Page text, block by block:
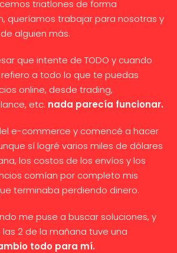
triatlones de forma
queríamos trabajar para nosotras y
alguien más.
que intente de TODO y cuando
refiero a todo lo que te puedas
online, desde trading,
etc. nada parecía funcionar.
e-commerce y comencé a hacer
sí logré varios miles de dólares
los costos de los envíos y los
comían por completo mis
terminaba perdiendo dinero.
me puse a buscar soluciones, y
2 de la mañana tuve una
todo para mí.